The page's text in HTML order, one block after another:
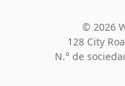
© 2026
128 City
N.° de